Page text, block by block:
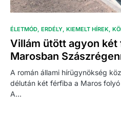
ÉLETMÓD ERDÉLY KIEMELT HÍREK
Villám ütött agyon két
Marosban
A román állami hírügynökség
délután két férfiba a Maros
A…